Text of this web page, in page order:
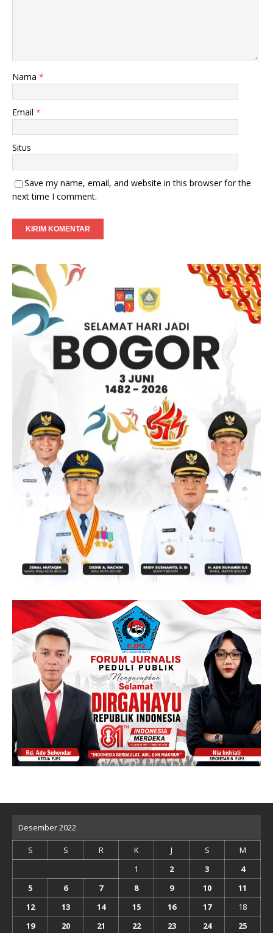
Nama *
Email *
Situs
Save my name, email, and website in this browser for the
next time I comment.
Desember 2022
S S R K J S
M
1
2 3
4
5
6 7 8 9 10
11
12
13 14 15 16 17
18
19
20 21 22 23 24 25